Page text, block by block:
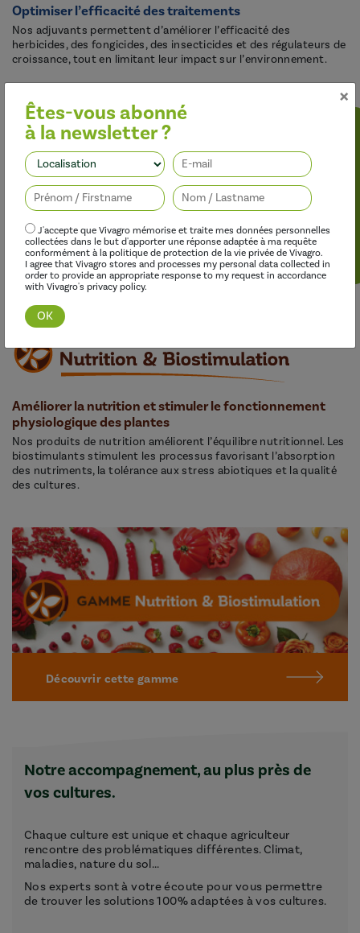
Optimiser l’efficacité des traitements
Nos adjuvants permettent d’améliorer l’efficacité des
herbicides, des fongicides, des insecticides et des régulateurs de
croissance, tout en limitant leur impact sur l’environnement.
Découvrir cette gamme
Améliorer la nutrition et stimuler le fonctionnement
physiologique des plantes
Nos produits de nutrition améliorent l’équilibre nutritionnel. Les
biostimulants stimulent les processus favorisant l’absorption
des nutriments, la tolérance aux stress abiotiques et la qualité
des cultures.
Découvrir cette gamme
Notre accompagnement, au plus près de
vos cultures.
Chaque culture est unique et chaque agriculteur
rencontre des problématiques différentes. Climat,
maladies, nature du sol...
Nos experts sont à votre écoute pour vous permettre
de trouver les solutions 100% adaptées à vos cultures.
×
Êtes-vous abonné
à la newsletter ?
J'accepte que Vivagro mémorise et traite mes données personnelles
collectées dans le but d'apporter une réponse adaptée à ma requête
conformément à la politique de protection de la vie privée de Vivagro.
I agree that Vivagro stores and processes my personal data collected in
order to provide an appropriate response to my request in accordance
with Vivagro's privacy policy.